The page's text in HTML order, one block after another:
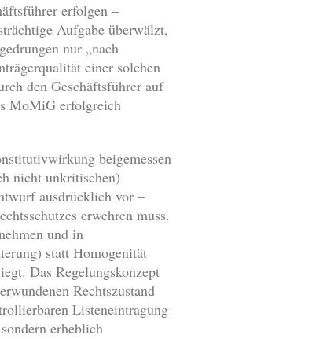
erfolgen –
Aufgabe überwälzt,
nur „nach
einer solchen
den Geschäftsführer auf
MoMiG erfolgreich
beigemessen
nicht unkritischen)
ausdrücklich vor –
erwehren muss.
und in
statt Homogenität
Das Regelungskonzept
Rechtszustand
Listeneintragung
erheblich